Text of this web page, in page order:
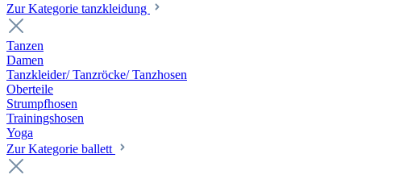
Zur Kategorie tanzkleidung
Tanzen
Damen
Tanzkleider/ Tanzröcke/ Tanzhosen
Oberteile
Strumpfhosen
Trainingshosen
Yoga
Zur Kategorie ballett